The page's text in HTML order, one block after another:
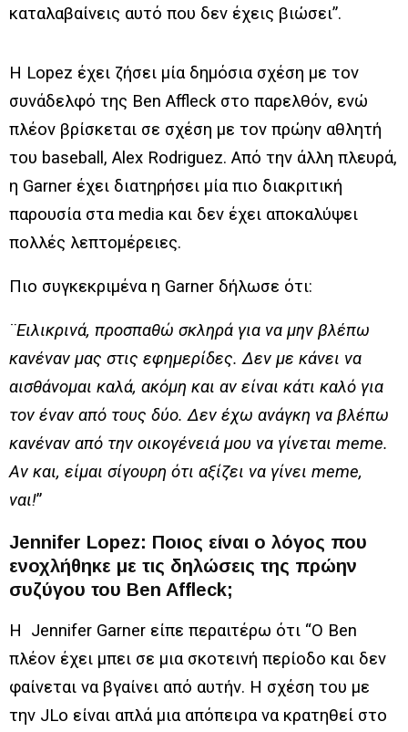
καταλαβαίνεις αυτό που δεν έχεις βιώσει”.
Η Lopez έχει ζήσει μία δημόσια σχέση με τον
συνάδελφό της Ben Affleck στο παρελθόν, ενώ
πλέον βρίσκεται σε σχέση με τον πρώην αθλητή
του baseball, Alex Rodriguez. Από την άλλη πλευρά,
η Garner έχει διατηρήσει μία πιο διακριτική
παρουσία στα media και δεν έχει αποκαλύψει
πολλές λεπτομέρειες.
Πιο συγκεκριμένα η Garner δήλωσε ότι:
¨Ειλικρινά, προσπαθώ σκληρά για να μην βλέπω
κανέναν μας στις εφημερίδες. Δεν με κάνει να
αισθάνομαι καλά, ακόμη και αν είναι κάτι καλό για
τον έναν από τους δύο. Δεν έχω ανάγκη να βλέπω
κανέναν από την οικογένειά μου να γίνεται meme.
Αν και, είμαι σίγουρη ότι αξίζει να γίνει meme,
ναι!”
Jennifer Lopez: Ποιος είναι ο λόγος που
ενοχλήθηκε με τις δηλώσεις της πρώην
συζύγου του Ben Affleck;
Η Jennifer Garner είπε περαιτέρω ότι “Ο Ben
πλέον έχει μπει σε μια σκοτεινή περίοδο και δεν
φαίνεται να βγαίνει από αυτήν. Η σχέση του με
την JLo είναι απλά μια απόπειρα να κρατηθεί στο